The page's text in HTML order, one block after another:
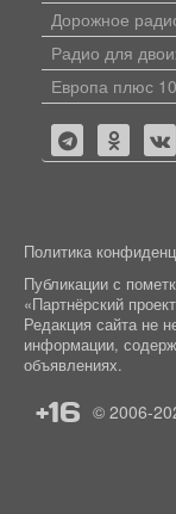
Дорожное
Радио для
Европа плюс
Политика
Публикации с
«Партнёрский
Редакция сайта не
информации,
объявлениях.
+16 © 2006-